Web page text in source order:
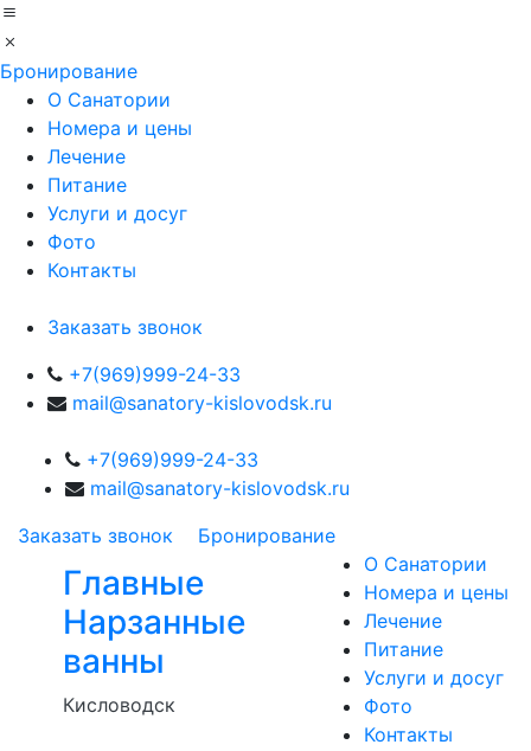
Бронирование
О Санатории
Номера и цены
Лечение
Питание
Услуги и досуг
Фото
Контакты
Заказать звонок
+7(969)999-24-33
mail@sanatory-kislovodsk.ru
+7(969)999-24-33
mail@sanatory-kislovodsk.ru
Заказать звонок
Бронирование
Главные
Нарзанные
ванны
Кисловодск
О Санатории
Номера и цены
Лечение
Питание
Услуги и досуг
Фото
Контакты